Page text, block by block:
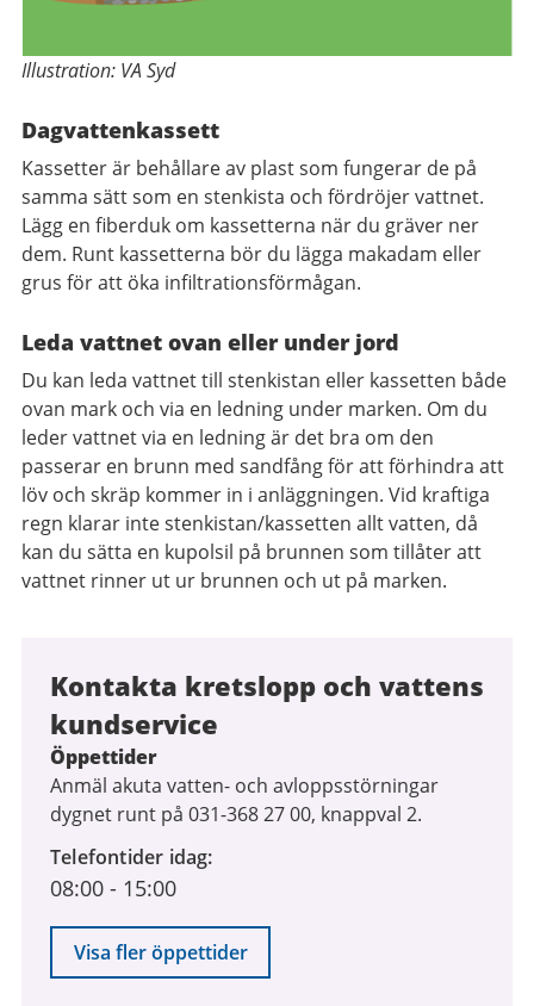
Illustration: VA Syd
Dagvattenkassett
Kassetter är behållare av plast som fungerar de på
samma sätt som en stenkista och fördröjer vattnet.
Lägg en fiberduk om kassetterna när du gräver ner
dem. Runt kassetterna bör du lägga makadam eller
grus för att öka infiltrationsförmågan.
Leda vattnet ovan eller under jord
Du kan leda vattnet till stenkistan eller kassetten både
ovan mark och via en ledning under marken. Om du
leder vattnet via en ledning är det bra om den
passerar en brunn med sandfång för att förhindra att
löv och skräp kommer in i anläggningen. Vid kraftiga
regn klarar inte stenkistan/kassetten allt vatten, då
kan du sätta en kupolsil på brunnen som tillåter att
vattnet rinner ut ur brunnen och ut på marken.
Kontakta kretslopp och vattens
kundservice
Öppettider
Anmäl akuta vatten- och avloppsstörningar
dygnet runt på 031-368 27 00, knappval 2.
Telefontider idag
08:00 - 15:00
Visa fler öppettider